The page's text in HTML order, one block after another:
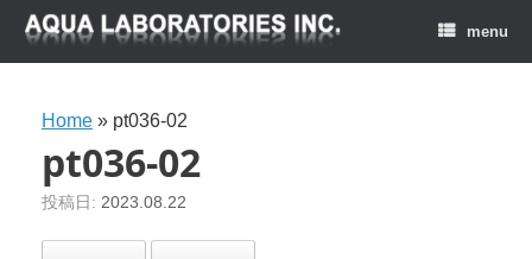
menu
Home » pt036-02
pt036-02
投稿日: 2023.08.22